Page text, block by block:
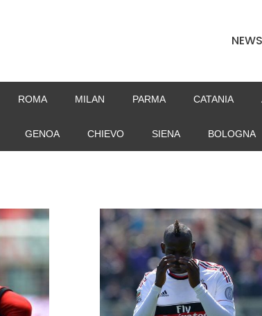
NEWS
ROMA MILAN PARMA CATANIA
GENOA CHIEVO SIENA BOLOGNA